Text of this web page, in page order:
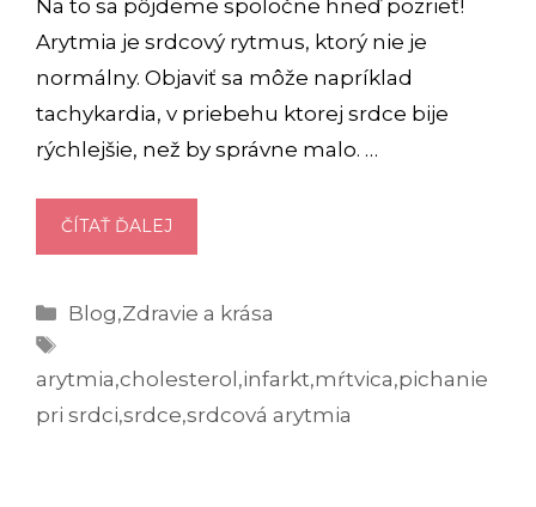
Na to sa pôjdeme spoločne hneď pozrieť!
Arytmia je srdcový rytmus, ktorý nie je
normálny. Objaviť sa môže napríklad
tachykardia, v priebehu ktorej srdce bije
rýchlejšie, než by správne malo. …
ČÍTAŤ ĎALEJ
ARYTMIA:
SÚ
A
PRÍČINY?
Kategórie
Blog,Zdravie a krása
arytmia,cholesterol,infarkt,mŕtvica,pichanie
pri srdci,srdce,srdcová arytmia